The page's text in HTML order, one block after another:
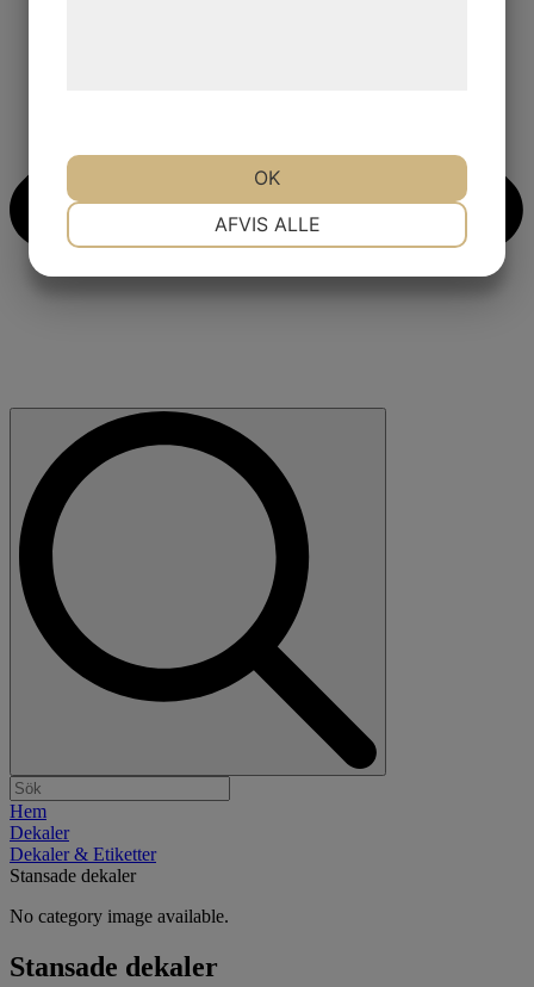
Hem
Dekaler
Dekaler & Etiketter
Stansade dekaler
No category image available.
Stansade dekaler
AFVIS ALLE
OK